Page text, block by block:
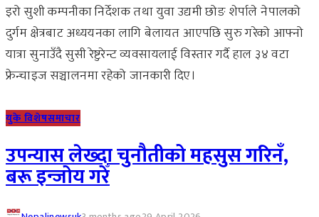
इरो सुशी कम्पनीका निर्देशक तथा युवा उद्यमी छोङ शेर्पाले नेपालको
दुर्गम क्षेत्रबाट अध्ययनका लागि बेलायत आएपछि सुरु गरेको आफ्नो
यात्रा सुनाउँदै सुसी रेष्टुरेन्ट व्यवसायलाई विस्तार गर्दै हाल ३४ वटा
फ्रेन्चाइज सञ्चालनमा रहेको जानकारी दिए।
युके विशेषसमाचार
उपन्यास लेख्दा चुनौतीको महसुस गरिनँ,
बरू इन्जोय गरेँ